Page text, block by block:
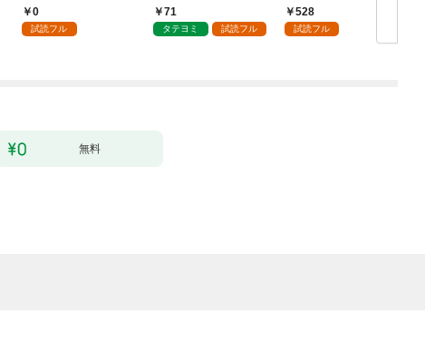
（分冊版）第１話
0
試読フル
71
タテヨミ 試読フル
528
試読フル
無料